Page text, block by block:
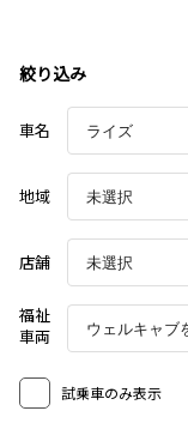
絞り込み
車名
地域
店舗
福祉
車両
試乗車のみ表示